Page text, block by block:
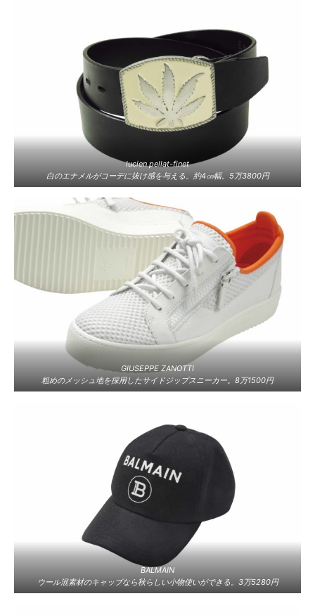
lucien pellat-finet
白のエナメルがコーデに抜け感を与える。約4㎝幅。5万3800円
GIUSEPPE ZANOTTI
粗めのメッシュ地を採用したサイドジップスニーカー。8万1500円
BALMAIN
ウール混素材のキャップなら秋らしい小物使いができる。3万5280円